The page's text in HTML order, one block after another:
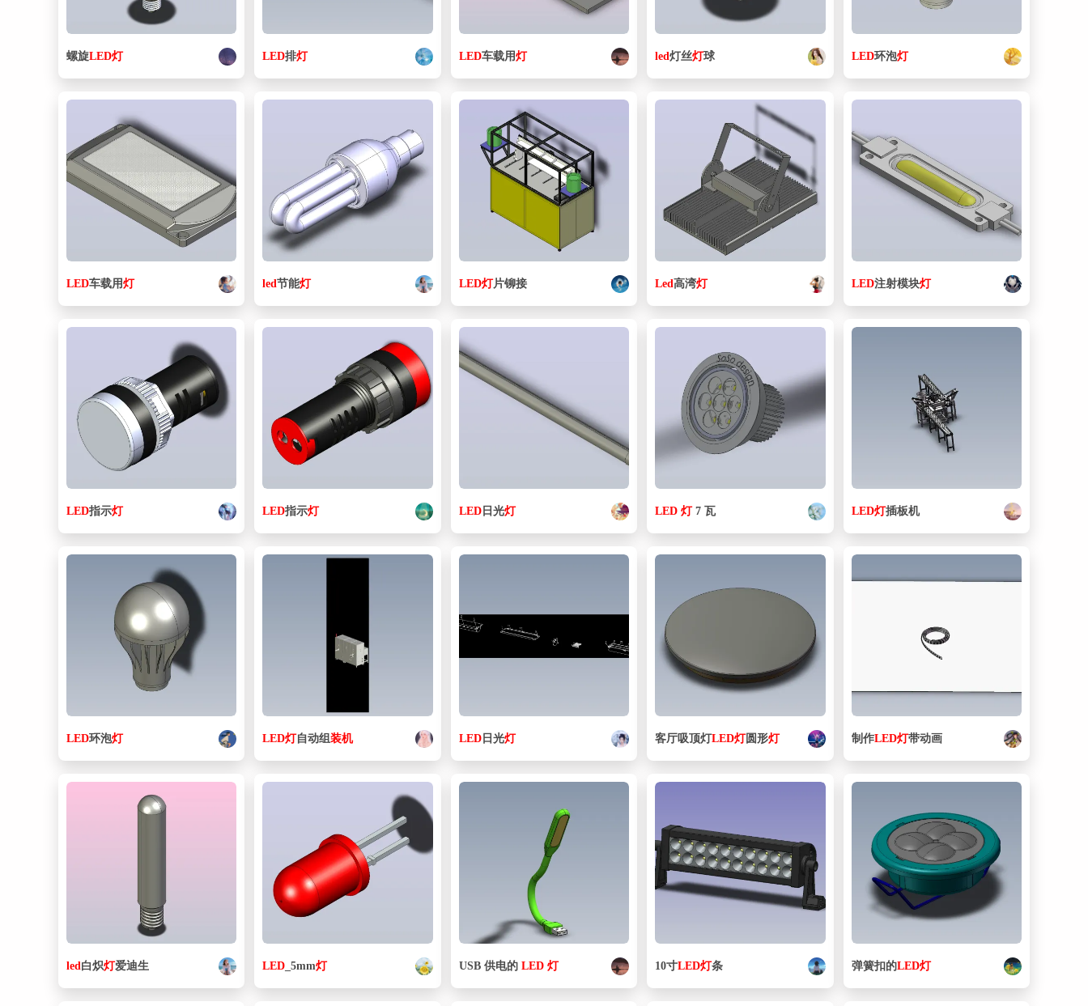
44. LED_箇砞.sldprt 77.5 KB
45. LX3005C_B1_T3056.4_150.sldasm 29.1 KB
46. LX3005C_B1_T3056_4_150_b.sldprt 180 KB
47. LX3005C_B1_T3056_4_150_bl.sldprt
48. LX3005C_B1_T3056_4_150_c.sldprt
49. MC03_2.sldasm 28.3 KB
50. MC03_2_nut_.sldprt 63 KB
52. MC03_3_nut_.sldprt 63 KB
53. MGA-12-20-L_st.sldprt 82.5 KB
56. MGA12x20-L_r.sldprt
57. MGA12x20-R_b_1.sldprt
59. MGA16x10-R_r.sldprt 201 KB
60. MGA16x30-R_b.sldprt 165 KB
62. MGAP10x10-L_r.sldprt
63. MGAP10x10-R_b.sldprt
66. MGAPS16x40-R-SSF-ZE135A2_1.sldprt92 KB
69. MGAPS16x40-R-SSF-ZE135A2_4.sldprt63 KB
70. MGAPS16x40-R-SSF-ZE135A2_5.sldprt
71. MGAPS16x40-R-SSF-ZE135A2_6.sldprt 67 KB
72. MGAPS16x40-R-SSF-ZE135A2_7.sldprt67 KB
73. MGAPS16x40-R-SSF-ZE135A2_8.sldprt78 KB
30.3 KB
螺旋LED灯 LED排灯 LED车载用灯 led灯丝灯球 LED环泡灯
LED车载用灯 led节能灯 LED灯片铆接 Led高湾灯 LED注射模块灯
LED指示灯 LED指示灯 LED日光灯 LED 灯7 瓦 LED灯插板机
LED环泡灯 LED灯自动组装机 LED日光灯 客厅吸顶灯LED灯圆形灯 制作LED灯带动画
led白炽灯爱迪生 LED _5mm灯 USB 供电的 LED 灯 10寸LED灯条 弹簧扣的LED灯